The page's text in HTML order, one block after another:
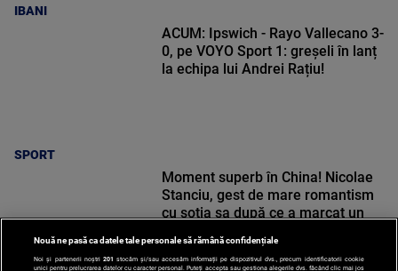
IBANI
SPORT
ACUM: Ipswich - Rayo Vallecano 3-
0, pe VOYO Sport 1: greșeli în lanț
la echipa lui Andrei Rațiu!
Moment superb în China! Nicolae
Stanciu, gest de mare romantism
cu soția sa după ce a marcat un
Nouă ne pasă ca datele tale personale să rămână confidențiale
Noi și partenerii noștri 201 stocăm și/sau accesăm informații pe dispozitivul dvs., precum identificatorii cookie
unici pentru prelucrarea datelor cu caracter personal. Puteți accepta sau gestiona alegerile dvs. făcând clic mai jos